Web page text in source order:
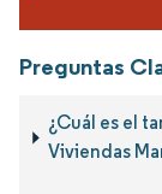
Preguntas
¿Cuál es el
Viviendas